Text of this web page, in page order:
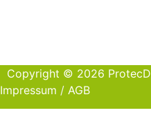
Copyright © 2026
Impressum / AGB